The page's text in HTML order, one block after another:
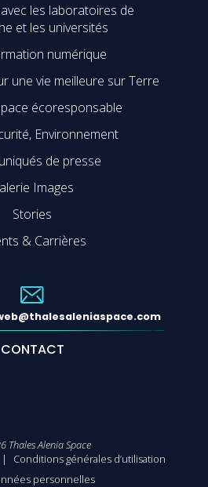
les laboratoires de
et les universités
numérique
une vie meilleure sur Terre
écoresponsable
Environnement
de presse
Images
Stories
& Carrières
CONTACT
Thales Alenia Space
Conditions générales d’utilisation
personnelles